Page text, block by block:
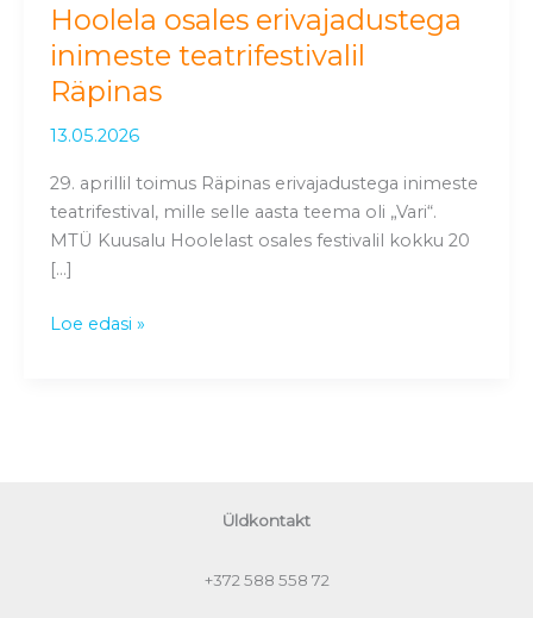
Hoolela osales erivajadustega
inimeste teatrifestivalil
Räpinas
13.05.2026
29. aprillil toimus Räpinas erivajadustega inimeste
teatrifestival, mille selle aasta teema oli „Vari“.
MTÜ Kuusalu Hoolelast osales festivalil kokku 20
[…]
Hoolela
osales
erivajadustega
inimeste
teatrifestivalil
Loe edasi »
Üldkontakt
+372 588 558 72